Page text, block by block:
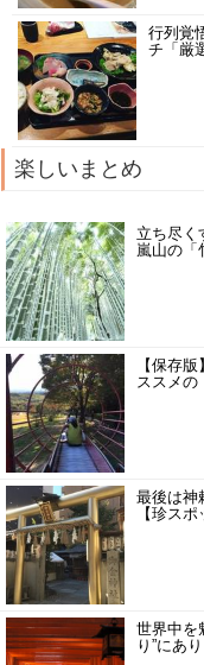
行列覚
チ「厳
楽しいまとめ
立ち尽く
嵐山の「
【保存
ススメの
最後は神
【珍スポ
世界中を
り”にあ